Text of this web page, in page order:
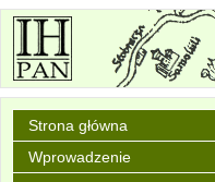
Strona główna
Wprowadzenie